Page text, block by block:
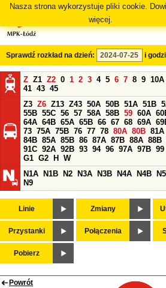
Nasza strona wykorzystuje pliki cookie.
więcej.
Sprawdź rozkład na dzień: i
Z Z1 Z2 0 1 2 3 4 5 6 7 8 9 10A
41 43 45
Z3 Z6 Z13 Z43 50A 50B 51A 51B
55B 55C 56 57 58A 58B 59 60A
64A 64B 65A 65B 66 67 68 69A
73 75A 75B 76 77 78 80A 80B 81A
84B 85A 85B 86 87A 87B 88A 88B
91C 92A 92B 93 94 96 97A 97B 99
G1 G2 H
W
N1A
N1B N2 N3A N3B N4A N4B
N9
Linie Zmiany
Przystanki Połączenia
Pobierz
Powrót